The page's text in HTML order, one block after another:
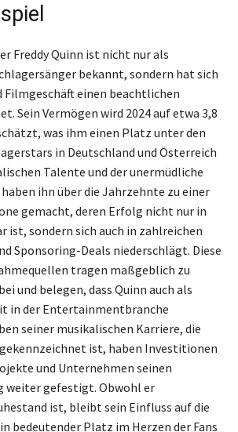
Freddy Quinn ist nicht nur als
bekannt, sondern hat sich
Filmgeschäft einen beachtlichen
Sein Vermögen wird 2024 auf etwa 3,8
was ihm einen Platz unter den
in Deutschland und Österreich
Talente und der unermüdliche
ihn über die Jahrzehnte zu einer
gemacht, deren Erfolg nicht nur in
ist, sondern sich auch in zahlreichen
Sponsoring-Deals niederschlägt. Diese
tragen maßgeblich zu
und belegen, dass Quinn auch als
in der Entertainmentbranche
seiner musikalischen Karriere, die
ist, haben Investitionen
und Unternehmen seinen
weiter gefestigt. Obwohl er
ist, bleibt sein Einfluss auf die
bedeutender Platz im Herzen der Fans